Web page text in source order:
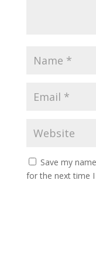
Save my
for the next time